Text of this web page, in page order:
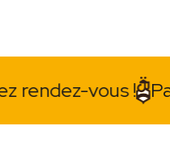
vous !